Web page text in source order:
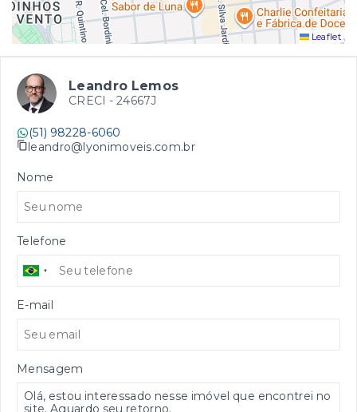
Leaflet
Leandro Lemos
CRECI - 24667J
(51) 98228-6060
leandro@lyonimoveis.com.br
Nome
Telefone
E-mail
Mensagem